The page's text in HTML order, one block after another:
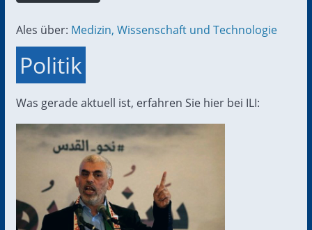
Ales über: Medizin, Wissenschaft und Technologie
Politik
Was gerade aktuell ist, erfahren Sie hier bei ILI: